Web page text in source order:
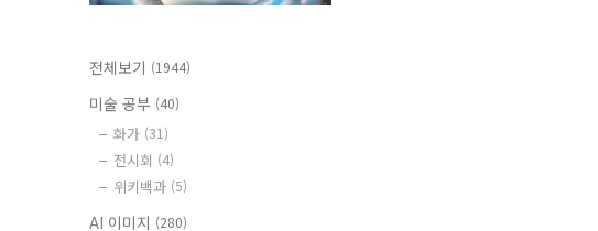
전체보기 (1944)
미술 공부 (40)
화가 (31)
전시회 (4)
위키백과 (5)
AI 이미지 (280)